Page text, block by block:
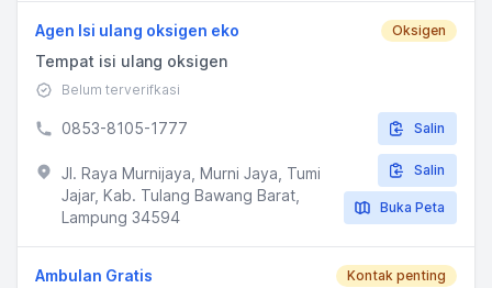
Agen Isi ulang oksigen eko Oksigen
Tempat isi ulang oksigen
Belum terverifkasi
0853-8105-1777 Salin
Jl. Raya Murnijaya, Murni Jaya, Tumi
Jajar, Kab. Tulang Bawang Barat,
Lampung 34594
Salin
Buka Peta
Ambulan Gratis Kontak penting